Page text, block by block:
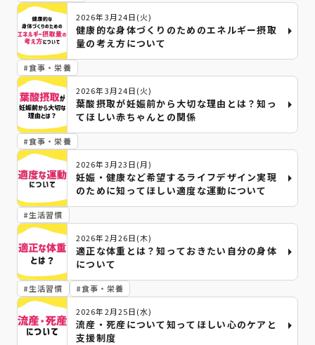
2026年3月24日(火)
健康的な身体づくりのためのエネルギー摂取
量の考え方について
#食事・栄養
2026年3月24日(火)
葉酸摂取が妊娠前から大切な理由とは？知っ
てほしい赤ちゃんとの関係
#食事・栄養
2026年3月23日(月)
妊娠・健康など希望するライフデザイン実現
のために知ってほしい適度な運動について
#生活習慣
2026年2月26日(木)
適正な体重とは？知っておきたい自分の身体
について
#生活習慣 #食事・栄養
2026年2月25日(水)
流産・死産について知ってほしい心のケアと
支援制度